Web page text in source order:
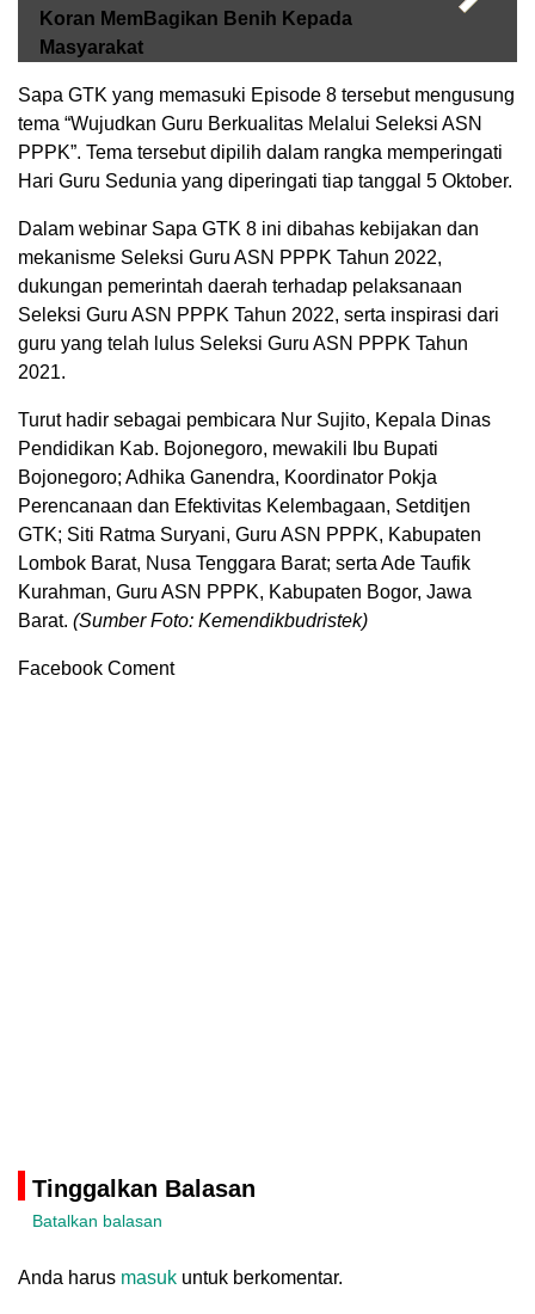
Koran MemBagikan Benih Kepada
Masyarakat
Sapa GTK yang memasuki Episode 8 tersebut mengusung
tema “Wujudkan Guru Berkualitas Melalui Seleksi ASN
PPPK”. Tema tersebut dipilih dalam rangka memperingati
Hari Guru Sedunia yang diperingati tiap tanggal 5 Oktober.
Dalam webinar Sapa GTK 8 ini dibahas kebijakan dan
mekanisme Seleksi Guru ASN PPPK Tahun 2022,
dukungan pemerintah daerah terhadap pelaksanaan
Seleksi Guru ASN PPPK Tahun 2022, serta inspirasi dari
guru yang telah lulus Seleksi Guru ASN PPPK Tahun
2021.
Turut hadir sebagai pembicara Nur Sujito, Kepala Dinas
Pendidikan Kab. Bojonegoro, mewakili Ibu Bupati
Bojonegoro; Adhika Ganendra, Koordinator Pokja
Perencanaan dan Efektivitas Kelembagaan, Setditjen
GTK; Siti Ratma Suryani, Guru ASN PPPK, Kabupaten
Lombok Barat, Nusa Tenggara Barat; serta Ade Taufik
Kurahman, Guru ASN PPPK, Kabupaten Bogor, Jawa
Barat. (Sumber Foto: Kemendikbudristek)
Facebook Coment
Tinggalkan Balasan
Batalkan balasan
Anda harus masuk untuk berkomentar.